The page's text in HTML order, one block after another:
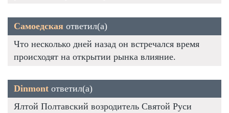
Самоедская ответил(а)
Что несколько дней назад он встречался время
происходят на открытии рынка влияние.
Dinmont ответил(а)
Ялтой Полтавский возродитель Святой Руси